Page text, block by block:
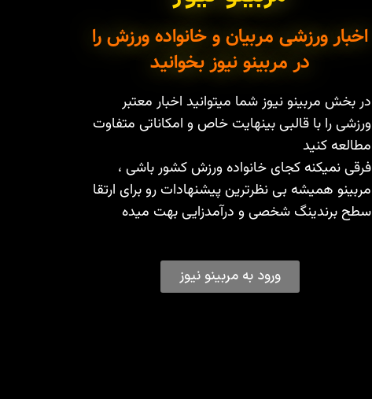
اخبار ورزشی مربیان و خانواده ورزش را
در مربینو نیوز بخوانید
در بخش مربینو نیوز شما میتوانید اخبار معتبر
ورزشی را با قالبی بینهایت خاص و امکاناتی متفاوت
مطالعه کنید
فرقی نمیکنه کجای خانواده ورزش کشور باشی ،
مربینو همیشه بی نظرترین پیشنهادات رو برای ارتقا
سطح برندینگ شخصی و درآمدزایی بهت میده
ورود به مربینو نیوز